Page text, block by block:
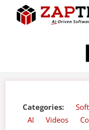
Categories:
AI
Videos